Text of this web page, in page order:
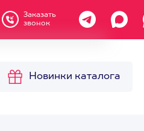
Заказать
звонок
Новинки каталога